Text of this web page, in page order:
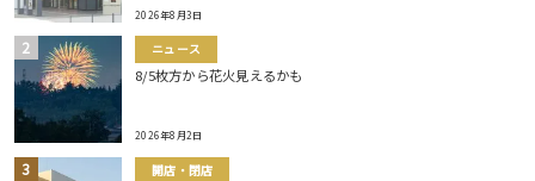
2026年8月3日
ニュース
8/5枚方から花火見えるかも
2026年8月2日
開店・閉店